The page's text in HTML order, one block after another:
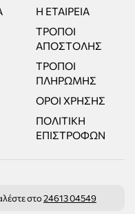
Η ΕΤΑΙΡΕΊΑ
ΤΡΌΠΟΙ
ΑΠΟΣΤΟΛΉΣ
ΤΡΌΠΟΙ
ΠΛΗΡΩΜΉΣ
ΌΡΟΙ ΧΡΉΣΗΣ
ΠΟΛΙΤΙΚΉ
ΕΠΙΣΤΡΟΦΏΝ
στο24613 04549